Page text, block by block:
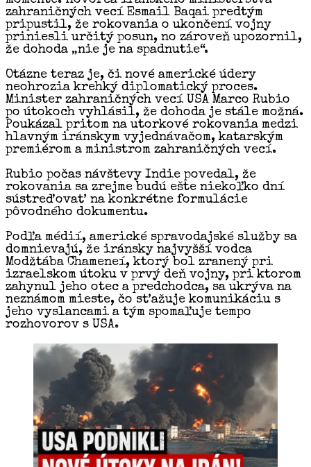
zahraničných vecí Esmail Baqai predtým
pripustil, že rokovania o ukončení vojny
priniesli určitý posun, no zároveň upozornil,
že dohoda „nie je na spadnutie“.
Otázne teraz je, či nové americké údery
neohrozia krehký diplomatický proces.
Minister zahraničných vecí USA Marco Rubio
po útokoch vyhlásil, že dohoda je stále možná.
Poukázal pritom na utorkové rokovania medzi
hlavným iránskym vyjednávačom, katarským
premiérom a ministrom zahraničných vecí.
Rubio počas návštevy Indie povedal, že
rokovania sa zrejme budú ešte niekoľko dní
sústreďovať na konkrétne formulácie
pôvodného dokumentu.
Podľa médií, americké spravodajské služby sa
domnievajú, že iránsky najvyšší vodca
Modžtába Chameneí, ktorý bol zranený pri
izraelskom útoku v prvý deň vojny, pri ktorom
zahynul jeho otec a predchodca, sa ukrýva na
neznámom mieste, čo sťažuje komunikáciu s
jeho vyslancami a tým spomaľuje tempo
rozhovorov s USA.